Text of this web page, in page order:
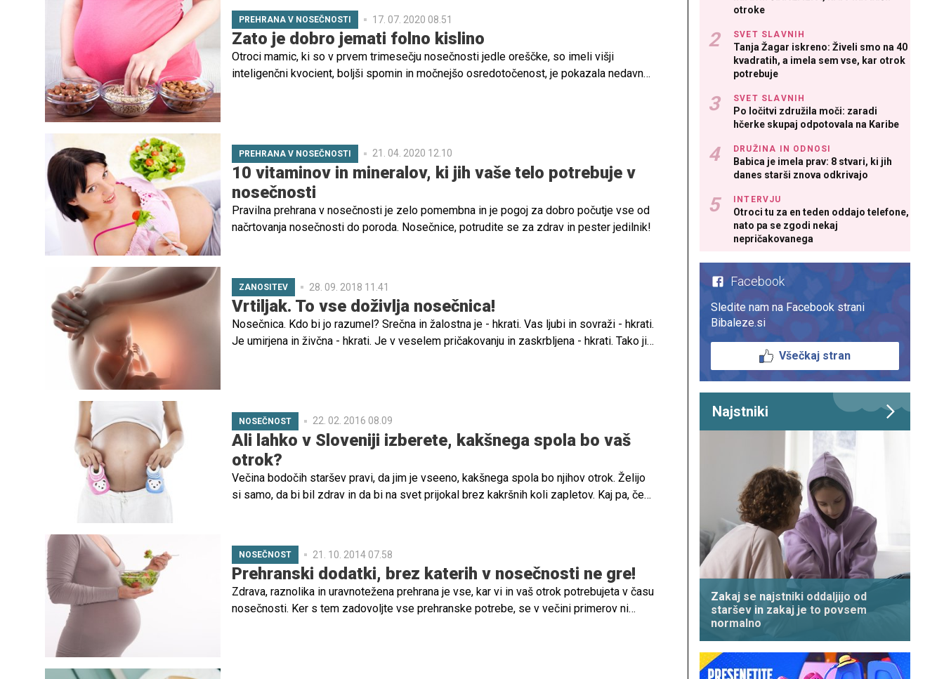
PREHRANA V NOSEČNOSTI 17. 07. 2020 08.51
Zato je dobro jemati folno kislino
Otroci mamic, ki so v prvem trimesečju nosečnosti jedle oreščke, so imeli višji
inteligenčni kvocient, boljši spomin in močnejšo osredotočenost, je pokazala nedavna
PREHRANA V NOSEČNOSTI 21. 04. 2020 12.10
10 vitaminov in mineralov, ki jih vaše telo potrebuje v
nosečnosti
Pravilna prehrana v nosečnosti je zelo pomembna in je pogoj za dobro počutje vse od
načrtovanja nosečnosti do poroda. Nosečnice, potrudite se za zdrav in pester jedilnik!
ZANOSITEV 28. 09. 2018 11.41
Vrtiljak. To vse doživlja nosečnica!
Nosečnica. Kdo bi jo razumel? Srečna in žalostna je - hkrati. Vas ljubi in sovraži - hkrati.
Je umirjena in živčna - hkrati. Je v veselem pričakovanju in zaskrbljena - hkrati. Tako ji
NOSEČNOST 22. 02. 2016 08.09
Ali lahko v Sloveniji izberete, kakšnega spola bo vaš
otrok?
Večina bodočih staršev pravi, da jim je vseeno, kakšnega spola bo njihov otrok. Želijo
si samo, da bi bil zdrav in da bi na svet prijokal brez kakršnih koli zapletov. Kaj pa, če
NOSEČNOST 21. 10. 2014 07.58
Prehranski dodatki, brez katerih v nosečnosti ne gre!
Zdrava, raznolika in uravnotežena prehrana je vse, kar vi in vaš otrok potrebujeta v času
nosečnosti. Ker s tem zadovoljte vse prehranske potrebe, se v večini primerov ni
otroke
SVET SLAVNIH
Tanja Žagar iskreno: Živeli smo na 40
kvadratih, a imela sem vse, kar otrok
potrebuje
SVET SLAVNIH
Po ločitvi združila moči: zaradi
hčerke skupaj odpotovala na Karibe
DRUŽINA IN ODNOSI
Babica je imela prav: 8 stvari, ki jih
danes starši znova odkrivajo
INTERVJU
Otroci tu za en teden oddajo telefone,
nato pa se zgodi nekaj
nepričakovanega
Facebook
Sledite nam na Facebook strani
Bibaleze.si
Všečkaj stran
Najstniki
Zakaj se najstniki oddaljijo od
staršev in zakaj je to povsem
normalno